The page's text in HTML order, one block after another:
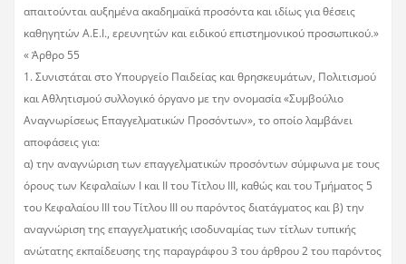
απαιτούνται αυξημένα ακαδημαϊκά προσόντα και ιδίως για θέσεις
καθηγητών Α.Ε.Ι., ερευνητών και ειδικού επιστημονικού προσωπικού.»
« Άρθρο 55
1. Συνιστάται στο Υπουργείο Παιδείας και θρησκευμάτων, Πολιτισμού
και Αθλητισμού συλλογικό όργανο με την ονομασία «Συμβούλιο
Αναγνωρίσεως Επαγγελματικών Προσόντων», το οποίο λαμβάνει
αποφάσεις για:
α) την αναγνώριση των επαγγελματικών προσόντων σύμφωνα με τους
όρους των Κεφαλαίων Ι και II του Τίτλου III, καθώς και του Τμήματος 5
του Κεφαλαίου III του Τίτλου III ου παρόντος διατάγματος και β) την
αναγνώριση της επαγγελματικής ισοδυναμίας των τίτλων τυπικής
ανώτατης εκπαίδευσης της παραγράφου 3 του άρθρου 2 του παρόντος